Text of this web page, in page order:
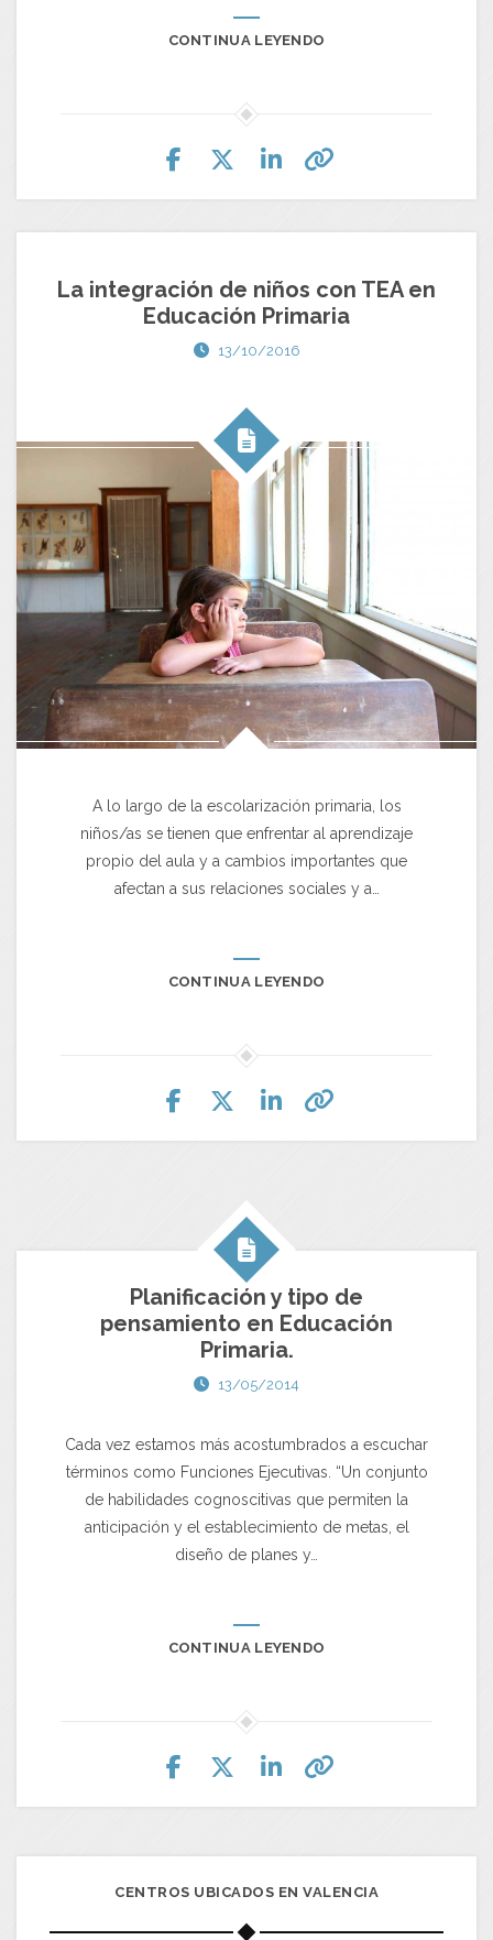
CONTINUA LEYENDO
La integración de niños con TEA en
Educación Primaria
13/10/2016
A lo largo de la escolarización primaria, los
niños/as se tienen que enfrentar al aprendizaje
propio del aula y a cambios importantes que
afectan a sus relaciones sociales y a…
CONTINUA LEYENDO
Planificación y tipo de
pensamiento en Educación
Primaria.
13/05/2014
Cada vez estamos más acostumbrados a escuchar
términos como Funciones Ejecutivas. “Un conjunto
de habilidades cognoscitivas que permiten la
anticipación y el establecimiento de metas, el
diseño de planes y…
CONTINUA LEYENDO
CENTROS UBICADOS EN VALENCIA